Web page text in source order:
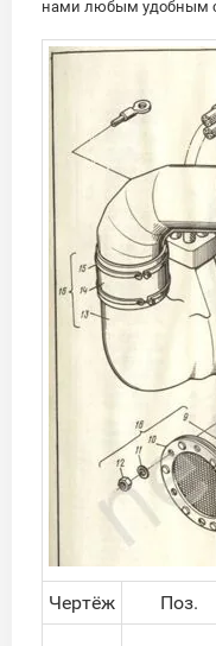
нами любым удобным
Чертёж Поз.